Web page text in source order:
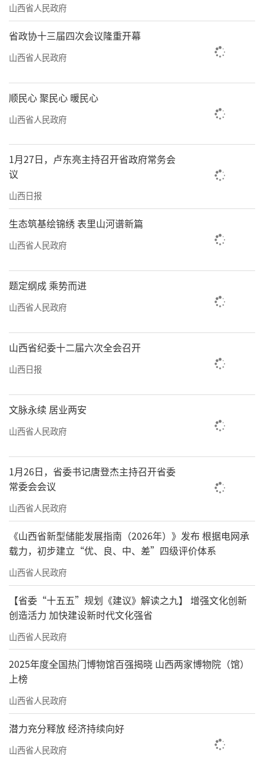
山西省人民政府
省政协十三届四次会议隆重开幕
山西省人民政府
顺民心 聚民心 暖民心
山西省人民政府
1月27日，卢东亮主持召开省政府常务会
议
山西日报
生态筑基绘锦绣 表里山河谱新篇
山西省人民政府
题定纲成 乘势而进
山西省人民政府
山西省纪委十二届六次全会召开
山西日报
文脉永续 居业两安
山西省人民政府
1月26日，省委书记唐登杰主持召开省委
常委会会议
山西省人民政府
《山西省新型储能发展指南（2026年）》发布 根据电网承
载力，初步建立“优、良、中、差”四级评价体系
山西省人民政府
【省委“十五五”规划《建议》解读之九】 增强文化创新
创造活力 加快建设新时代文化强省
山西省人民政府
2025年度全国热门博物馆百强揭晓 山西两家博物院（馆）
上榜
山西省人民政府
潜力充分释放 经济持续向好
山西省人民政府